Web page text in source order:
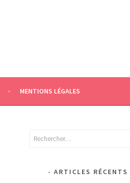
MENTIONS LÉGALES
Rechercher :
ARTICLES RÉCENTS